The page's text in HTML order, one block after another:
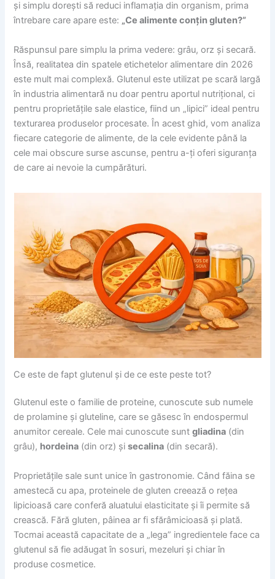
și simplu dorești să reduci inflamația din organism, prima
întrebare care apare este: „Ce alimente conțin gluten?”
Răspunsul pare simplu la prima vedere: grâu, orz și secară.
Însă, realitatea din spatele etichetelor alimentare din 2026
este mult mai complexă. Glutenul este utilizat pe scară largă
în industria alimentară nu doar pentru aportul nutrițional, ci
pentru proprietățile sale elastice, fiind un „lipici” ideal pentru
texturarea produselor procesate. În acest ghid, vom analiza
fiecare categorie de alimente, de la cele evidente până la
cele mai obscure surse ascunse, pentru a-ți oferi siguranța
de care ai nevoie la cumpărături.
Ce este de fapt glutenul și de ce este peste tot?
Glutenul este o familie de proteine, cunoscute sub numele
de prolamine și gluteline, care se găsesc în endospermul
anumitor cereale. Cele mai cunoscute suntgliadina (din
grâu), hordeina (din orz) șisecalina (din secară).
Proprietățile sale sunt unice în gastronomie. Când făina se
amestecă cu apa, proteinele de gluten creează o rețea
lipicioasă care conferă aluatului elasticitate și îi permite să
crească. Fără gluten, pâinea ar fi sfărâmicioasă și plată.
Tocmai această capacitate de a „lega” ingredientele face ca
glutenul să fie adăugat în sosuri, mezeluri și chiar în
produse cosmetice.